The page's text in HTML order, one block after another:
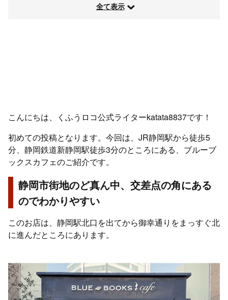
全て表示
こんにちは、くふうロコ公式ライターkatata8837です！
初めての投稿となります。今回は、JR静岡駅から徒歩5
分、静岡鉄道新静岡駅徒歩3分のところにある、ブルーブ
ックスカフェのご紹介です。
静岡市街地のど真ん中、交差点の角にある
のでわかりやすい
このお店は、静岡駅北口を出てから御幸通りをまっすぐ北
に進んだところにあります。